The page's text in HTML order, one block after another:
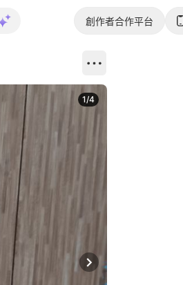
創作者合作平台
Next slide
1/4